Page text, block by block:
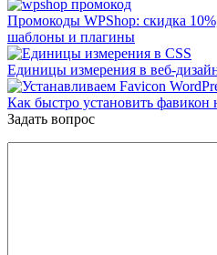
Промокоды WPShop: скидка
шаблоны и плагины
Единицы измерения в веб-
Как быстро установить фавикон
Задать вопрос